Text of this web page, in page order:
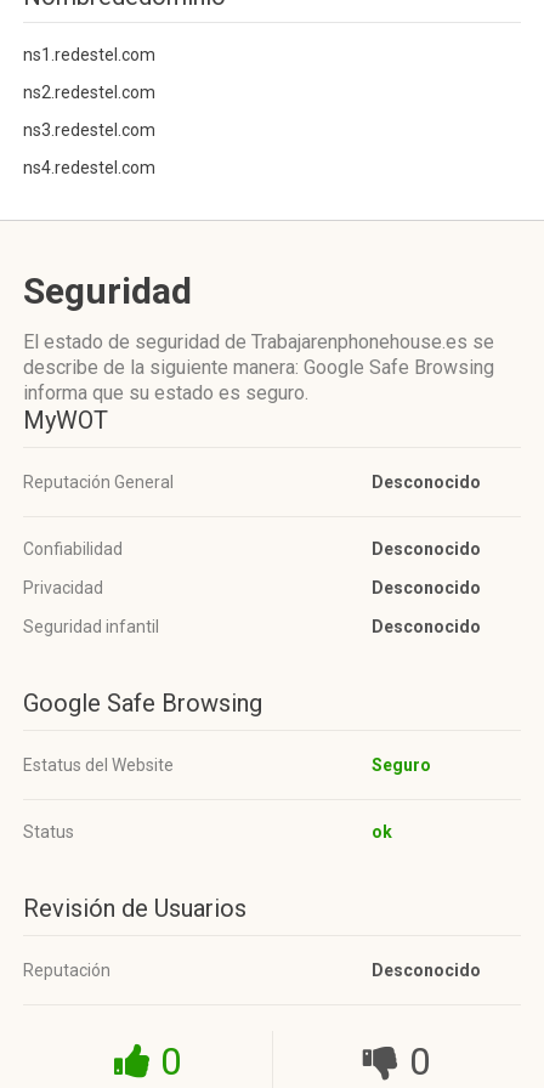
ns1.redestel.com
ns2.redestel.com
ns3.redestel.com
ns4.redestel.com
Seguridad
El estado de seguridad de Trabajarenphonehouse.es se
describe de la siguiente manera: Google Safe Browsing
informa que su estado es seguro.
MyWOT
Reputación General Desconocido
Confiabilidad
Desconocido
Privacidad
Desconocido
Seguridad infantil
Desconocido
Google Safe Browsing
Estatus del Website Seguro
Status ok
Revisión de Usuarios
Reputación Desconocido
0 0